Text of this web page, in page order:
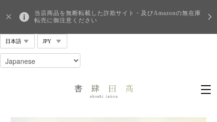
当店商品を無断転載した詐欺サイト・及びAmazonの無在庫
転売に御注意ください